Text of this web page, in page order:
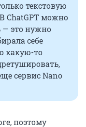
текстовую
ChatGPT можно
— это нужно
себе
какую-то
сервис Nano
поэтому